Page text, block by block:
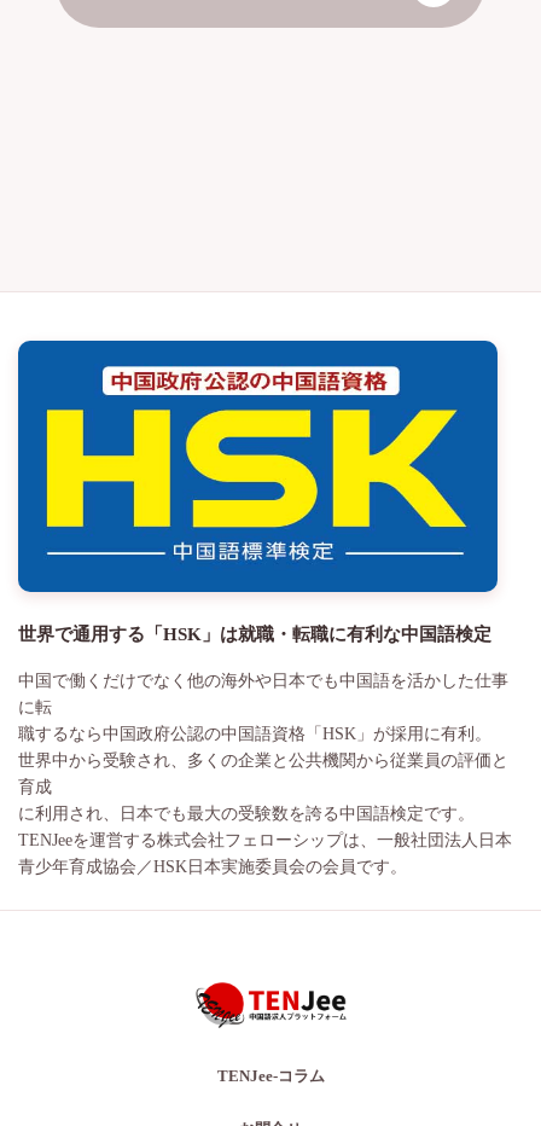
世界で通用する「HSK」は就職・転職に有利な中国語検定
中国で働くだけでなく他の海外や日本でも中国語を活かした仕事
に転
職するなら中国政府公認の中国語資格「HSK」が採用に有利。
世界中から受験され、多くの企業と公共機関から従業員の評価と
育成
に利用され、日本でも最大の受験数を誇る中国語検定です。
TENJeeを運営する株式会社フェローシップは、一般社団法人日本
青少年育成協会／HSK日本実施委員会の会員です。
TENJee-コラム